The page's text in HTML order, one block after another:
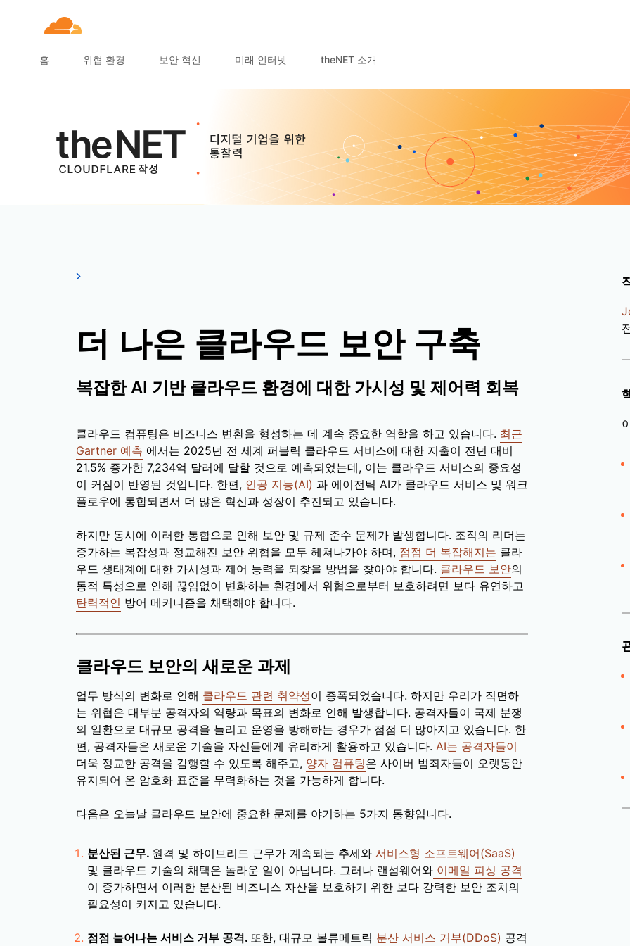
홈 위협 환경 보안 혁신 미래 인터넷 theNET 소개
더 나은 클라우드 보안 구축
복잡한 AI 기반 클라우드 환경에 대한 가시성 및 제어력 회복
클라우드 컴퓨팅은 비즈니스 변환을 형성하는 데 계속 중요한 역할을 하고 있습니다. 최근
Gartner 예측 에서는 2025년 전 세계 퍼블릭 클라우드 서비스에 대한 지출이 전년 대비
21.5% 증가한 7,234억 달러에 달할 것으로 예측되었는데, 이는 클라우드 서비스의 중요성
이 커짐이 반영된 것입니다. 한편, 인공 지능(AI) 과 에이전틱 AI가 클라우드 서비스 및 워크
플로우에 통합되면서 더 많은 혁신과 성장이 추진되고 있습니다.
하지만 동시에 이러한 통합으로 인해 보안 및 규제 준수 문제가 발생합니다. 조직의 리더는
증가하는 복잡성과 정교해진 보안 위협을 모두 헤쳐나가야 하며, 점점 더 복잡해지는 클라
우드 생태계에 대한 가시성과 제어 능력을 되찾을 방법을 찾아야 합니다. 클라우드 보안의
동적 특성으로 인해 끊임없이 변화하는 환경에서 위협으로부터 보호하려면 보다 유연하고
탄력적인 방어 메커니즘을 채택해야 합니다.
클라우드 보안의 새로운 과제
업무 방식의 변화로 인해 클라우드 관련 취약성이 증폭되었습니다. 하지만 우리가 직면하
는 위협은 대부분 공격자의 역량과 목표의 변화로 인해 발생합니다. 공격자들이 국제 분쟁
의 일환으로 대규모 공격을 늘리고 운영을 방해하는 경우가 점점 더 많아지고 있습니다. 한
편, 공격자들은 새로운 기술을 자신들에게 유리하게 활용하고 있습니다. AI는 공격자들이
더욱 정교한 공격을 감행할 수 있도록 해주고, 양자 컴퓨팅은 사이버 범죄자들이 오랫동안
유지되어 온 암호화 표준을 무력화하는 것을 가능하게 합니다.
다음은 오늘날 클라우드 보안에 중요한 문제를 야기하는 5가지 동향입니다.
분산된 근무. 원격 및 하이브리드 근무가 계속되는 추세와 서비스형 소프트웨어(SaaS)
및 클라우드 기술의 채택은 놀라운 일이 아닙니다. 그러나 랜섬웨어와 이메일 피싱 공격
이 증가하면서 이러한 분산된 비즈니스 자산을 보호하기 위한 보다 강력한 보안 조치의
필요성이 커지고 있습니다.
점점 늘어나는 서비스 거부 공격. 또한, 대규모 볼류메트릭 분산 서비스 거부(DDoS) 공격